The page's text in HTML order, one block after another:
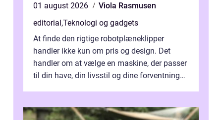
01 august 2026
Viola Rasmusen
editorial ,Teknologi og gadgets
At finde den rigtige robotplæneklipper
handler ikke kun om pris og design. Det
handler om at vælge en maskine, der passer
til din have, din livsstil og dine forventninger.